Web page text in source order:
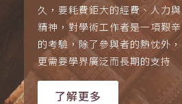
久，要耗費鉅大的經費、人力與
精神，對學術工作者是一項艱辛
的考驗，除了參與者的熱忱外，
更需要學界廣泛而長期的支持
了解更多